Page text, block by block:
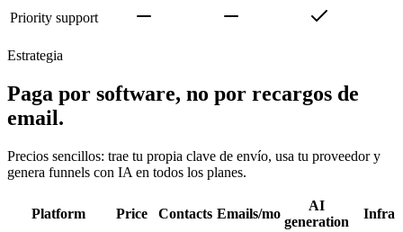
Priority support
Estrategia
Paga por software, no por recargos de
email.
Precios sencillos: trae tu propia clave de envío, usa tu proveedor y
genera funnels con IA en todos los planes.
Platform Price Contacts Emails/mo
AI
generation
Infra